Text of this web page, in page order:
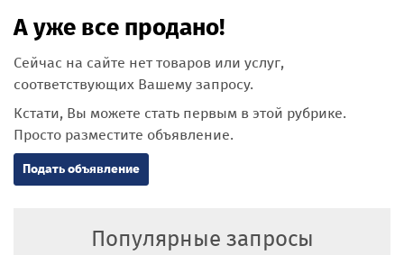
А уже все продано!
Сейчас на сайте нет товаров или услуг,
соответствующих Вашему запросу.
Кстати, Вы можете стать первым в этой рубрике.
Просто разместите объявление.
Подать объявление
Популярные запросы